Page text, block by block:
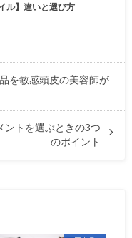
ル】違いと選び方
を敏感頭皮の美容師が
ントを選ぶときの3つ
のポイント